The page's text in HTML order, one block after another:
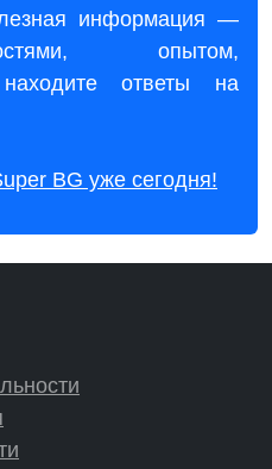
информация —
опытом,
ответы на
BG уже сегодня!